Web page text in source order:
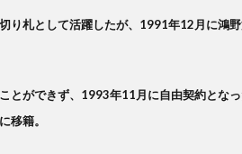
り札として活躍したが、1991年12月に鴻
とができず、1993年11月に自由契約となっ
移籍。